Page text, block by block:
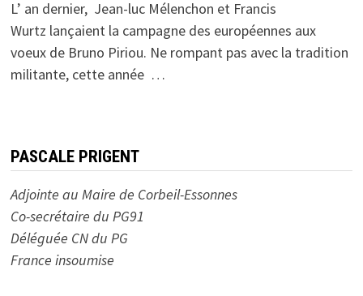
L’ an dernier, Jean-luc Mélenchon et Francis
Wurtz lançaient la campagne des européennes aux
voeux de Bruno Piriou. Ne rompant pas avec la tradition
militante, cette année …
PASCALE PRIGENT
Adjointe au Maire de Corbeil-Essonnes
Co-secrétaire du PG91
Déléguée CN du PG
France insoumise